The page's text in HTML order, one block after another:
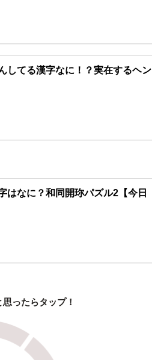
してる漢字なに！？実在するヘン
はなに？和同開珎パズル2【今日
ったらタップ！